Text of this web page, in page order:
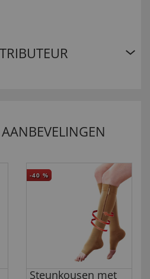
AANBEVELINGEN
-40 %
Steunkousen met